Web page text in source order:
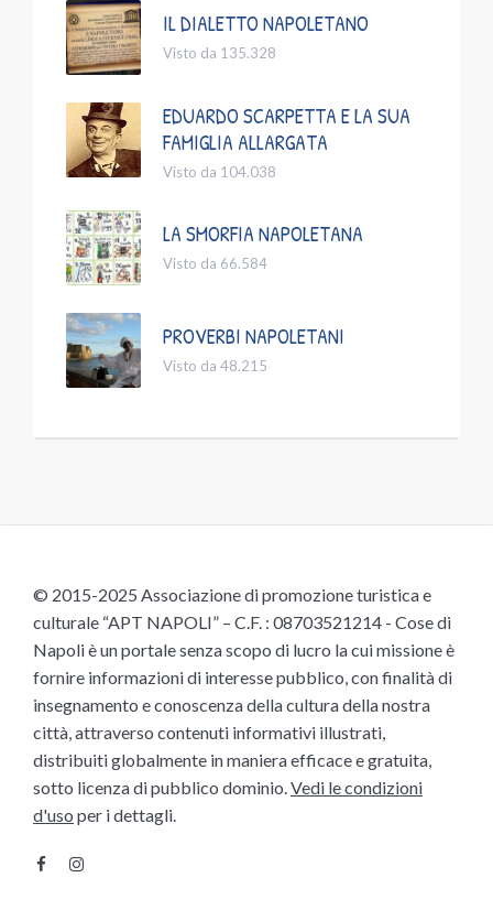
IL DIALETTO NAPOLETANO
Visto da 135.328
EDUARDO SCARPETTA E LA SUA
FAMIGLIA ALLARGATA
Visto da 104.038
LA SMORFIA NAPOLETANA
Visto da 66.584
PROVERBI NAPOLETANI
Visto da 48.215
© 2015-2025 Associazione di promozione turistica e
culturale “APT NAPOLI” – C.F. : 08703521214 - Cose di
Napoli è un portale senza scopo di lucro la cui missione è
fornire informazioni di interesse pubblico, con finalità di
insegnamento e conoscenza della cultura della nostra
città, attraverso contenuti informativi illustrati,
distribuiti globalmente in maniera efficace e gratuita,
sotto licenza di pubblico dominio. Vedi le condizioni
d'uso per i dettagli.